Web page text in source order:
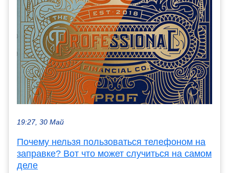
19:27, 30 Май
Почему нельзя пользоваться телефоном на
заправке? Вот что может случиться на самом
деле